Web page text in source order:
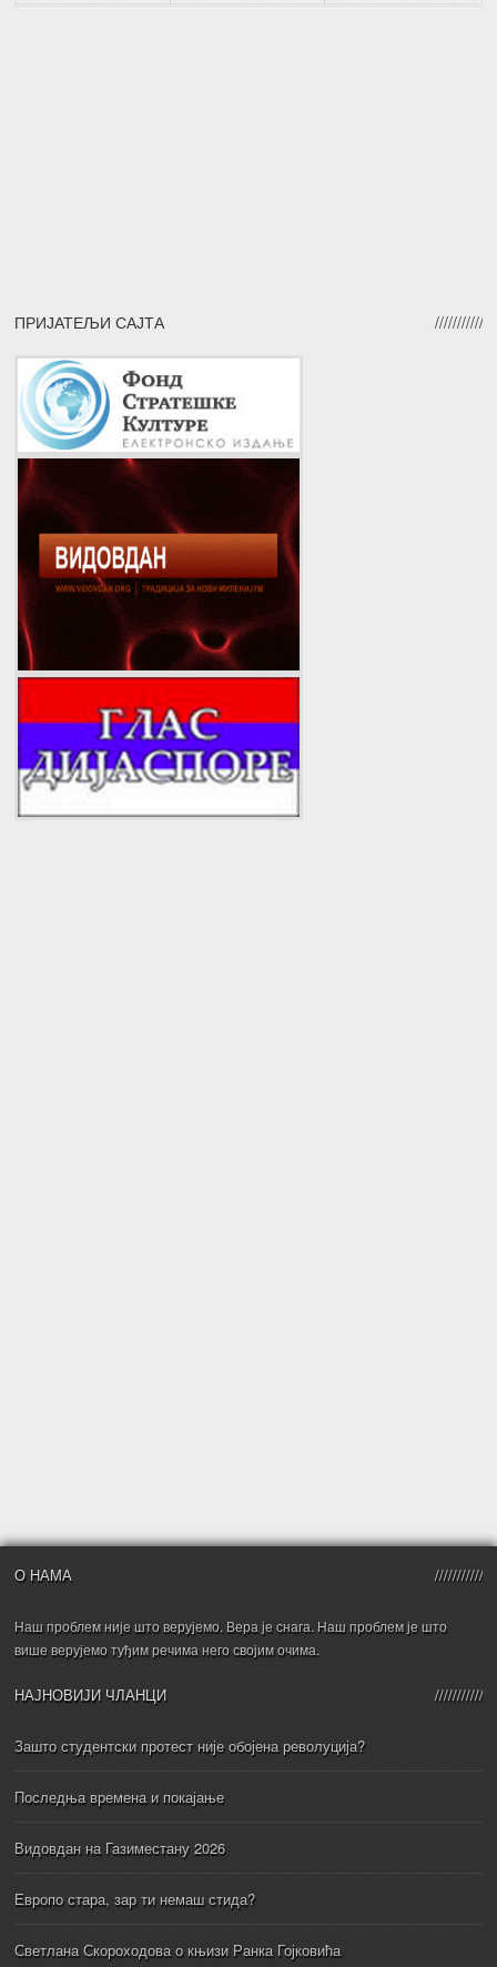
ПРИЈАТЕЉИ САЈТА
О НАМА
Наш проблем није што верујемо. Вера је снага. Наш проблем је што
више верујемо туђим речима него својим очима.
НАЈНОВИЈИ ЧЛАНЦИ
Зашто студентски протест није обојена револуција?
Последња времена и покајање
Видовдан на Газиместану 2026
Европо стара, зар ти немаш стида?
Светлана Скороходова о књизи Ранка Гојковића